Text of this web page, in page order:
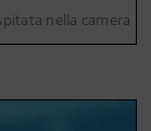
nella camera